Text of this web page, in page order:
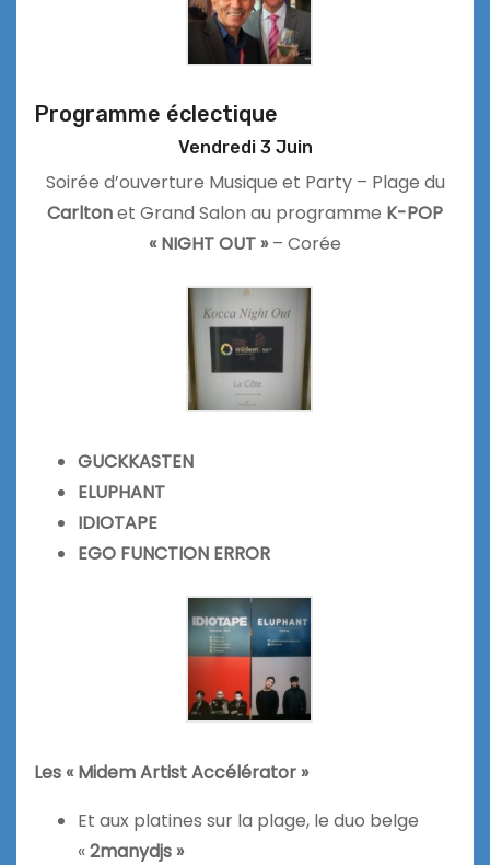
Programme éclectique
Vendredi 3 Juin
Soirée d’ouverture Musique et Party – Plage du
Carltonet Grand Salon au programme K-POP
« NIGHT OUT »– Corée
GUCKKASTEN
ELUPHANT
IDIOTAPE
EGO FUNCTION ERROR
Les « Midem Artist Accélérator »
Et aux platines sur la plage, le duo belge
«2manydjs »